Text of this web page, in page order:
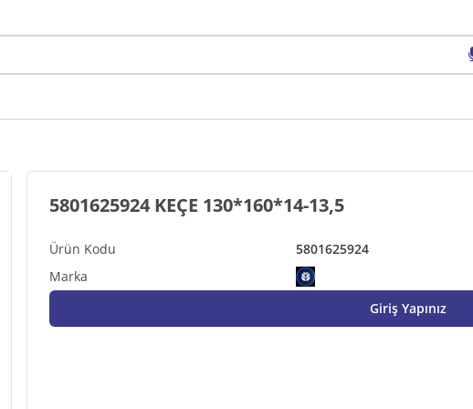
5801625924
5801625924 KEÇE 130*160*14-13,5
Giriş Yapınız